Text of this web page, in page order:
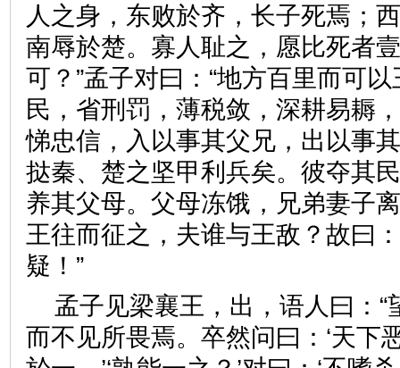
人之身，东败於齐，长子死焉；
南辱於楚。寡人耻之，愿比死者
可？”孟子对曰：“地方百里而可
民，省刑罚，薄税敛，深耕易耨
悌忠信，入以事其父兄，出以事
挞秦、楚之坚甲利兵矣。彼夺其
养其父母。父母冻饿，兄弟妻子
王往而征之，夫谁与王敌？故曰
疑！”
孟子见梁襄王，出，语人曰：
而不见所畏焉。卒然问曰：‘天下